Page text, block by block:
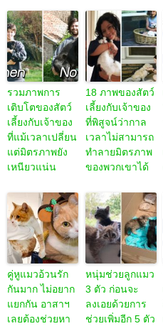
รวมภาพการ
เติบโตของสัตว์
เลี้ยงกับเจ้าของ
ที่แม้เวลาเปลี่ยน
แต่มิตรภาพยัง
เหนียวแน่น
18 ภาพของสัตว์
เลี้ยงกับเจ้าของ
ที่พิสูจน์ว่ากาล
เวลาไม่สามารถ
ทำลายมิตรภาพ
ของพวกเขาได้
คู่หูแมวอ้วนรัก
กันมาก ไม่อยาก
แยกกัน อาสาฯ
เลยต้องช่วยหา
หนุ่มช่วยลูกแมว
3 ตัว ก่อนจะ
ลงเอยด้วยการ
ช่วยเพิ่มอีก 5 ตัว